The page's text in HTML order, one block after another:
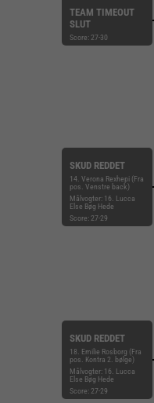
TEAM TIMEOUT
SLUT
Score: 27-30
SKUD REDDET
14. Verona Rexhepi (Fra
pos. Venstre back)
Målvogter: 16. Lucca
Else Bøg Hede
Score: 27-29
SKUD REDDET
18. Emilie Rosborg (Fra
pos. Kontra 2. bølge)
Målvogter: 16. Lucca
Else Bøg Hede
Score: 27-29